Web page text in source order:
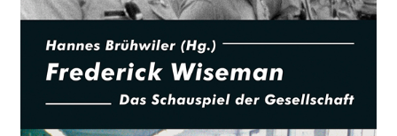
Aktuelles
Verlag